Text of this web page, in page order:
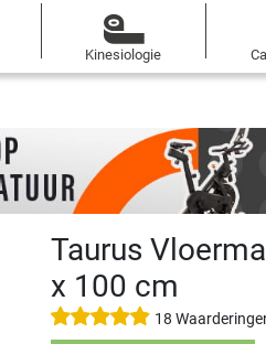
Kinesiologie
Taurus
x 100 cm
18